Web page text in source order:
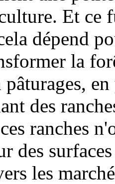
Et ce
dépend
la
des
ranches
des
les